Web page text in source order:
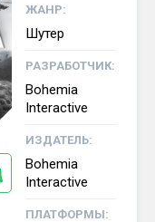
ЖАНР:
Шутер
РАЗРАБОТЧИК:
Bohemia
Interactive
ИЗДАТЕЛЬ:
Bohemia
Interactive
ПЛАТФОРМЫ: